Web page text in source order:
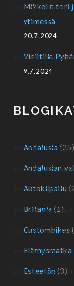
Mikkelin tori
ytimessä
20.7.2024
Visiitille
9.7.2024
Andalusia (25)
Andalusian
Autokilpailu
Britania (1)
Custombikes
Elämysmatka
Esteetön (3)